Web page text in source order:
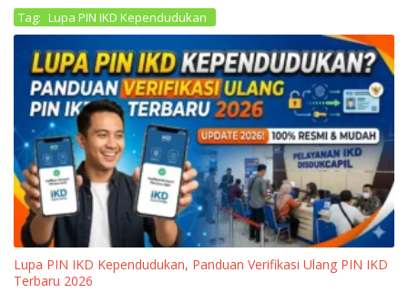
Tag: Lupa PIN IKD Kependudukan
Lupa PIN IKD Kependudukan, Panduan Verifikasi Ulang PIN IKD
Terbaru 2026